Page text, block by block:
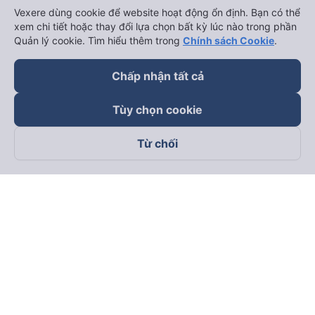
Theo dõi chúng tôi trên
Vexere dùng cookie để website hoạt động ổn định. Bạn có thể
xem chi tiết hoặc thay đổi lựa chọn bất kỳ lúc nào trong phần
Quản lý cookie. Tìm hiểu thêm trong Chính sách Cookie.
Chấp nhận tất cả
Tùy chọn cookie
Từ chối